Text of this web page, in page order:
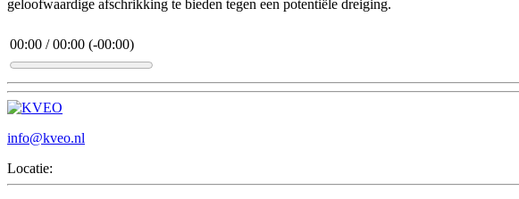
geloofwaardige afschrikking te bieden tegen een potentiële dreiging.
00:00 /00:00 (-00:00)
info@kveo.nl
Locatie: